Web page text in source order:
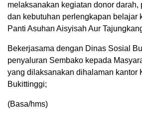
melaksanakan kegiatan donor darah,
dan kebutuhan perlengkapan belajar
Panti Asuhan Aisyisah Aur
Bekerjasama dengan Dinas Sosial
penyaluran Sembako kepada
yang dilaksanakan dihalaman kantor
Bukittinggi;
(Basa/hms)